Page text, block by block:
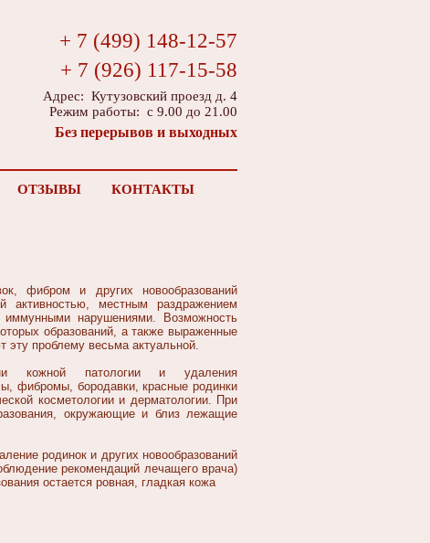
+ 7 (499) 148-12-57
+ 7 (926) 117-15-58
Адрес: Кутузовский проезд д. 4
Режим работы: с 9.00 до 21.00
Без перерывов и выходных
ОТЗЫВЫ КОНТАКТЫ
фибром и других новообразований
активностью, местным раздражением
нарушениями. Возможность
образований, а также выраженные
эту проблему весьма актуальной.
кожной патологии и удаления
фибромы, бородавки, красные родинки
косметологии и дерматологии. При
окружающие и близ лежащие
родинок и других новообразований
рекомендаций лечащего врача)
остается ровная, гладкая кожа